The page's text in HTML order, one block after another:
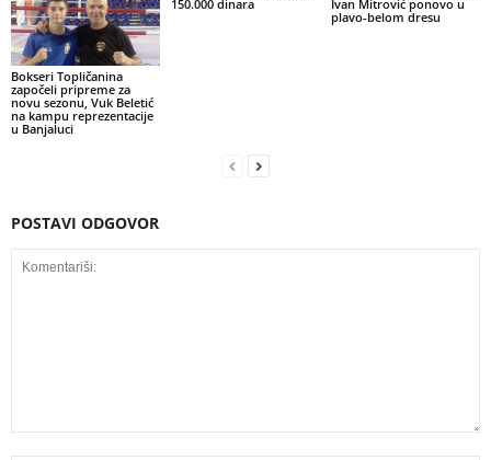
Bokseri Topličanina
započeli pripreme za
novu sezonu, Vuk Beletić
na kampu reprezentacije
u Banjaluci
150.000 dinara
Ivan Mitrović ponovo u
plavo-belom dresu
POSTAVI ODGOVOR